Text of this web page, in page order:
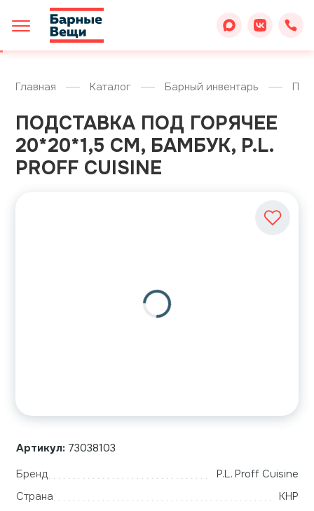
Главная Каталог Барный инвентарь
ПОДСТАВКА ПОД ГОРЯЧЕЕ
20*20*1,5 СМ, БАМБУК, P.L.
PROFF CUISINE
Артикул: 73038103
Бренд
P.L. Proff Cuisine
Страна
КНР